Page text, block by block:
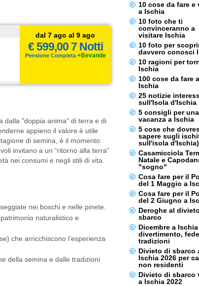
dal 7 ago al 9 ago
€ 599,00 7 Notti
Pensione Completa +Bevande
dalla "doppia anima" di terra e di
appieno il valore è utile
di semina, è il momento
invitano a un “ritorno alla terra”
nei consumi e negli stili di vita.
nei boschi e nelle pinete.
naturalistico e
che arricchiscono l’esperienza
della semina e dalle tradizioni
10 cose da fare e
a Ischia
10 foto che ti
convinceranno a
visitare Ischia
10 foto per
davvero conosci
10 ragioni per
Ischia
100 cose da fare a
Ischia
25 notizie
sull'Isola d'Ischia
5 consigli per una
vacanza a Ischia
5 cose che
sapere sugli
sull'isola d'Ischia)
Casamicciola
Natale e
"sogno"
Cosa fare per il
del 1 Maggio a
Cosa fare per il
del 2 Giugno a
Deroghe al
sbarco
Dicembre a
divertimento,
tradizioni
Divieto di sbarco
Ischia 2026 per
non residenti
Divieto di sbarco
a Ischia 2022